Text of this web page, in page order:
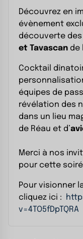
Découvrez en
évènement
découverte des
et Tavascan de
Cocktail
équipes de
révélation des
dans un lieu
de Réau et d’
Merci à nos
pour cette
Pour visionner
cliquez ici :
v=4TO5fDpTQRA